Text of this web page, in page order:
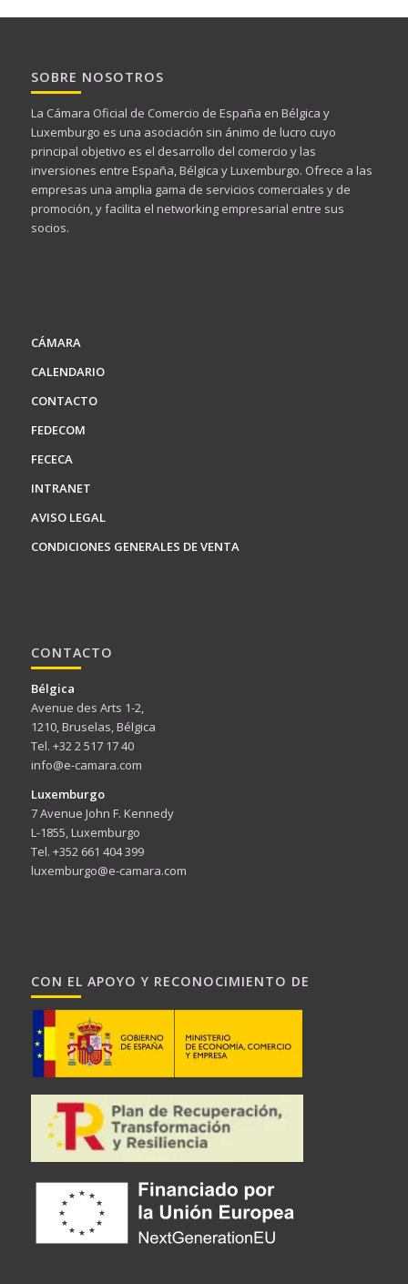
SOBRE NOSOTROS
La Cámara Oficial de Comercio de España en Bélgica y
Luxemburgo es una asociación sin ánimo de lucro cuyo
principal objetivo es el desarrollo del comercio y las
inversiones entre España, Bélgica y Luxemburgo. Ofrece a las
empresas una amplia gama de servicios comerciales y de
promoción, y facilita el networking empresarial entre sus
socios.
CÁMARA
CALENDARIO
CONTACTO
FEDECOM
FECECA
INTRANET
AVISO LEGAL
CONDICIONES GENERALES DE VENTA
CONTACTO
Bélgica
Avenue des Arts 1-2,
1210, Bruselas, Bélgica
Tel. +32 2 517 17 40
info@e-camara.com
Luxemburgo
7 Avenue John F. Kennedy
L-1855, Luxemburgo
Tel. +352 661 404 399
luxemburgo@e-camara.com
CON EL APOYO Y RECONOCIMIENTO DE